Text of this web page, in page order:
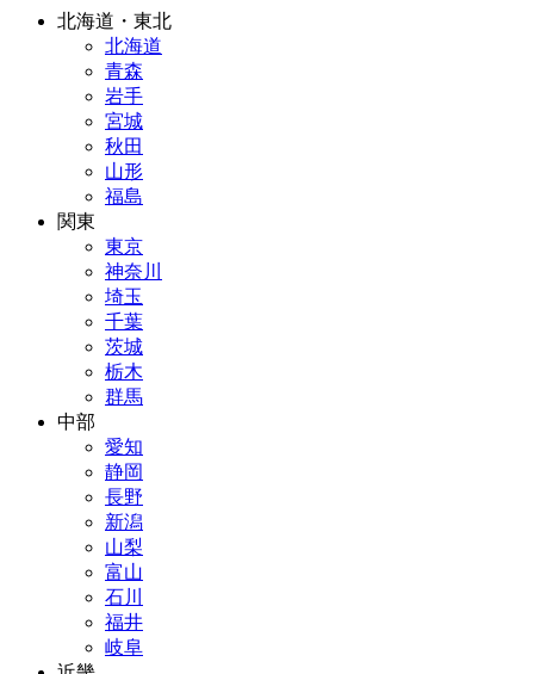
北海道・東北
北海道
青森
岩手
宮城
秋田
山形
福島
関東
東京
神奈川
埼玉
千葉
茨城
栃木
群馬
中部
愛知
静岡
長野
新潟
山梨
富山
石川
福井
岐阜